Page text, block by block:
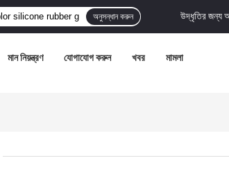
উদ্ধৃতির জন্য
অনুসন্ধান করুন
মান নিয়ন্ত্রণ যোগাযোগ করুন খবর মামলা